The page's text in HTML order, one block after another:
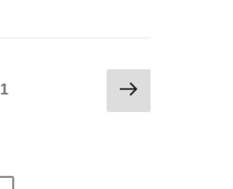
1
次
の